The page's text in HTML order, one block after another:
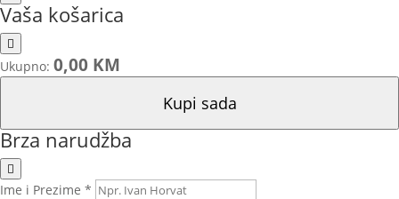
Vaša košarica
Ukupno: 0,00 KM
Kupi sada
Brza narudžba
Ime i Prezime *